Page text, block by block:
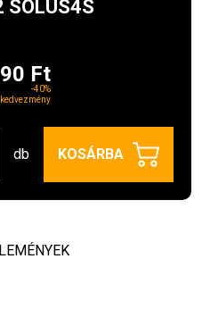
Ft
-40%
kedvezmény
db KOSÁRBA